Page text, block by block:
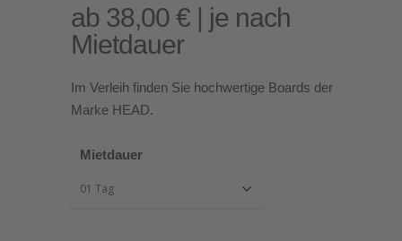
ab 38,00 € | je nach
Mietdauer
Im Verleih finden Sie hochwertige Boards der
Marke HEAD.
Mietdauer